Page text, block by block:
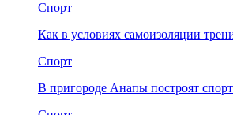
Спорт
Как в условиях самоизоляции
Спорт
В пригороде Анапы построят